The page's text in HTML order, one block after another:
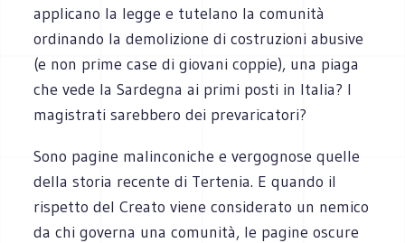
applicano la legge e tutelano la comunità
ordinando la demolizione di costruzioni abusive
(e non prime case di giovani coppie), una piaga
che vede la Sardegna ai primi posti in Italia? I
magistrati sarebbero dei prevaricatori?
Sono pagine malinconiche e vergognose quelle
della storia recente di Tertenia. E quando il
rispetto del Creato viene considerato un nemico
da chi governa una comunità, le pagine oscure